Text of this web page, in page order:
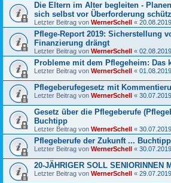
Die Eltern im Alter begleiten -
sich selbst vor Überforderung
Letzter Beitrag von WernerSchell «
Pflege-Report 2019: Sicherstellung
Finanzierung drängt
Letzter Beitrag von WernerSchell «
Probleme mit dem Pflegeheim: Das
Letzter Beitrag von WernerSchell «
Pflegeberufegesetz mit
Letzter Beitrag von WernerSchell «
Gesetz über die Pflegeberufe
Buchtipp
Letzter Beitrag von WernerSchell «
Pflegeberufe der Zukunft ... Buchtipp
Letzter Beitrag von WernerSchell «
20-JÄHRIGER SOLL SENIORINNEN
Letzter Beitrag von WernerSchell «